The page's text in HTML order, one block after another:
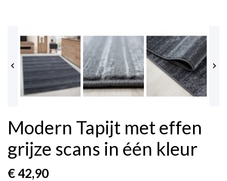
 
Modern Tapijt met effen
grijze scans in één kleur
€ 42,90